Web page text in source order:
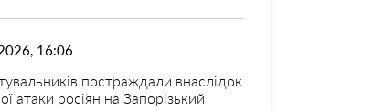
16:06
постраждали внаслідок
атаки росіян на Запорізький